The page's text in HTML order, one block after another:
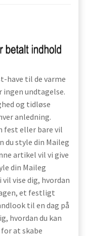
have til de varme
ingen undtagelse.
og tidløse
anledning.
fest eller bare vil
du style din Maileg
artikel vil vi give
din Maileg
vise dig, hvordan
et festligt
til en dag på
hvordan du kan
at skabe